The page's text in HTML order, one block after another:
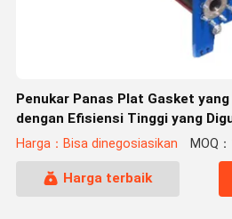
Penukar Panas Plat Gasket
dengan Efisiensi Tinggi yang
Manufaktur Baja
Harga：Bisa dinegosiasikan MOQ：
Harga terbaik